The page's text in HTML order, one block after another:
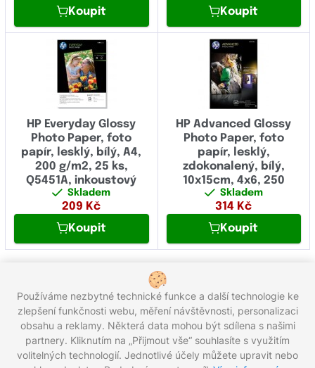
Koupit
Koupit
HP Everyday Glossy
Photo Paper, foto
papír, lesklý, bílý, A4,
200 g/m2, 25 ks,
Q5451A, inkoustový
Skladem
209 Kč
Koupit
HP Advanced Glossy
Photo Paper, foto
papír, lesklý,
zdokonalený, bílý,
10x15cm, 4x6, 250
g/m2, 100 ks, Q8692A,
inkoustový
Skladem
314 Kč
Koupit
Celkem 21 produktů
2
Zavolejte nám zdarma: 800 203 100
Pracovní dny 8:00 - 17:00
Používáme nezbytné technické funkce a další technologie ke
zlepšení funkčnosti webu, měření návštěvnosti, personalizaci
obsahu a reklamy. Některá data mohou být sdílena s našimi
partnery. Kliknutím na „Přijmout vše“ souhlasíte s využitím
volitelných technologií. Jednotlivé účely můžete upravit nebo